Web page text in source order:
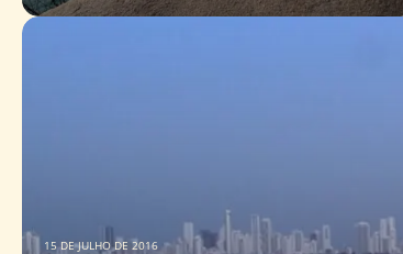
15 DE JULHO DE 2016